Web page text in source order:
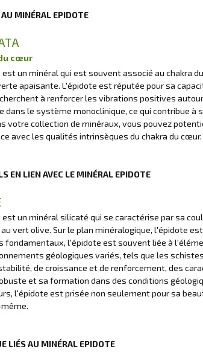
MINÉRAL EPIDOTE
cœur
est un minéral qui est souvent associé au chakra
apaisante. L'épidote est réputée pour sa
à renforcer les vibrations positives
dans le système monoclinique, ce qui contribue
votre collection de minéraux, vous pouvez
avec les qualités intrinsèques du chakra du cœur.
EN LIEN AVEC LE MINÉRAL EPIDOTE
est un minéral silicaté qui se caractérise par sa
vert olive. Sur le plan minéralogique, l'épidote
fondamentaux, l'épidote est souvent liée à
géologiques variés, tels que les
de croissance et de renforcement, des
et sa formation dans des conditions
l'épidote est prisée non seulement pour sa
LIÉS AU MINÉRAL EPIDOTE